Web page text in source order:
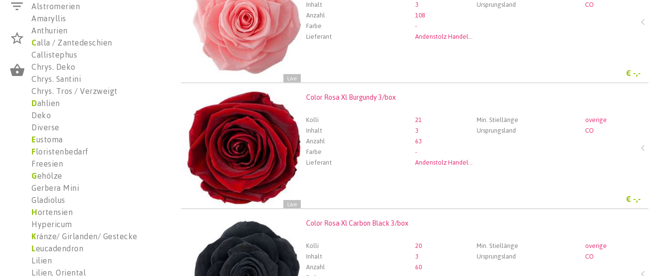
Alstromerien
Amaryllis
Anthurien
Calla / Zantedeschien
Callistephus
Chrys. Deko
Chrys. Santini
Chrys. Tros / Verzweigt
Dahlien
Deko
Diverse
Eustoma
Floristenbedarf
Freesien
Gehölze
Gerbera Mini
Gladiolus
Hortensien
Hypericum
Kränze/ Girlanden/ Gestecke
Leucadendron
Lilien
Lilien, Oriental
Live
Inhalt
3 Ursprungsland
CO
Anzahl
108
Farbe
-
Lieferant
Andenstolz Handel GmbH
€ -,-
Live
Color Rosa Xl Burgundy 3/box
Kolli 21 Min. Stiellänge
overige
Inhalt
3 Ursprungsland
CO
Anzahl
63
Farbe
-
Lieferant
Andenstolz Handel GmbH
€ -,-
Color Rosa Xl Burgundy 3/box
Wählen Sie zuerst ein Abfartdatum.
Color Rosa Xl Carbon Black 3/box
Kolli 20 Min. Stiellänge
overige
Inhalt
3 Ursprungsland
CO
Anzahl
60
Color Rosa Xl Carbon Black 3/box
Wählen Sie zuerst ein Abfartdatum.